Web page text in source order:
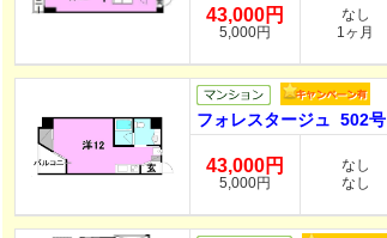
43,000円
5,000円
なし
1ヶ月
フォレスタージュ 502号
43,000円
5,000円
なし
なし